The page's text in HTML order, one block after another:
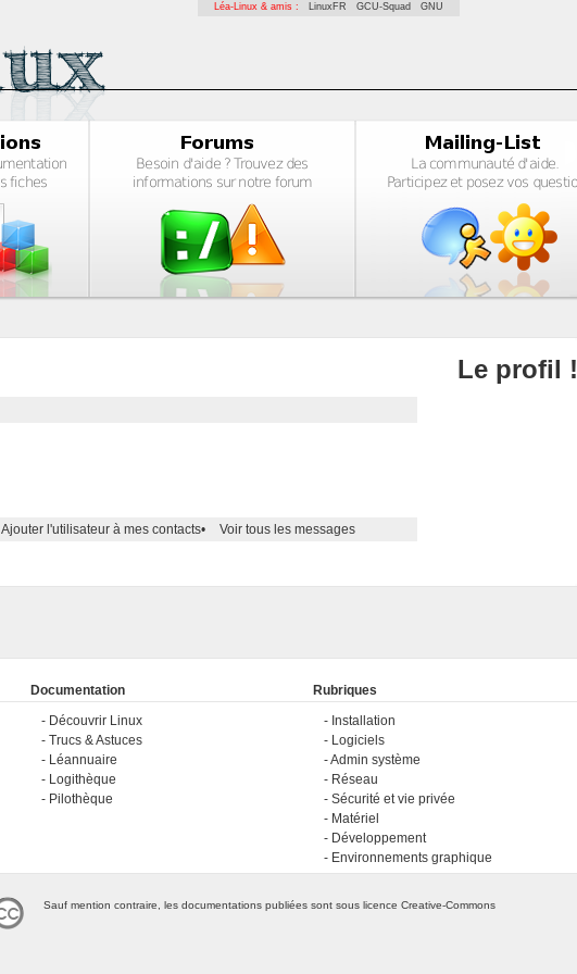
Léa-Linux & amis : LinuxFR GCU-Squad GNU
Le profil !
Ajouter l'utilisateur à mes contacts• Voir tous les messages
Documentation
Découvrir Linux
Trucs & Astuces
Léannuaire
Logithèque
Pilothèque
Rubriques
Installation
Logiciels
Admin système
Réseau
Sécurité et vie privée
Matériel
Développement
Environnements graphique
Sauf mention contraire, les documentations publiées sont sous licenceCreative-Commons